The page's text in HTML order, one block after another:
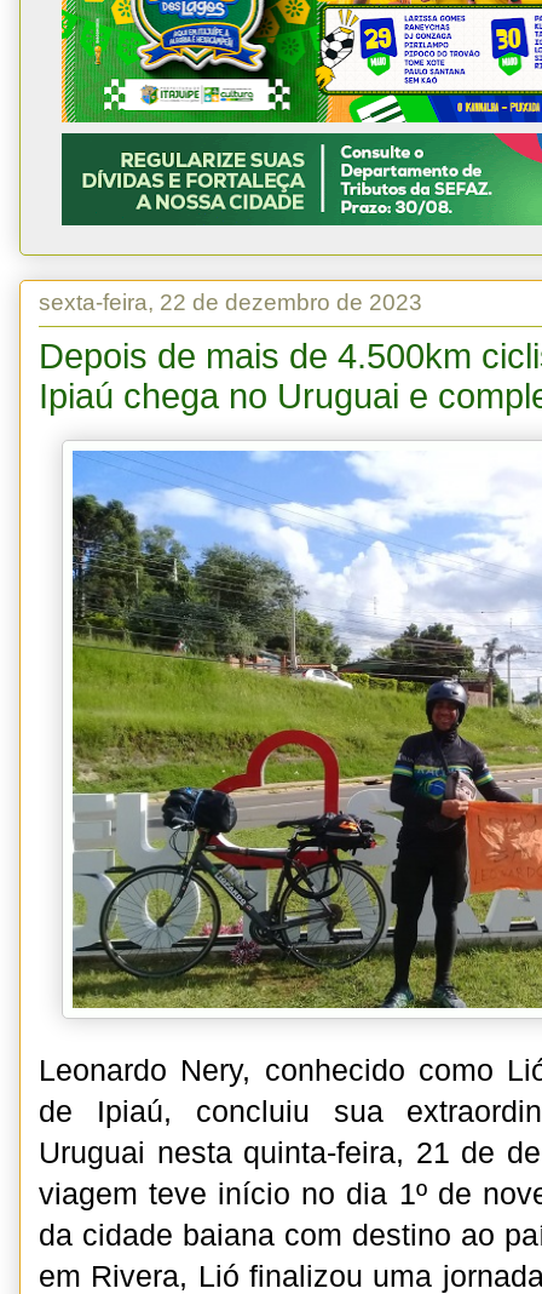
sexta-feira, 22 de dezembro de 2023
Depois de mais de 4.500km
Ipiaú chega no Uruguai e
Leonardo Nery, conhecido como
de Ipiaú, concluiu sua
Uruguai nesta quinta-feira, 21 de
viagem teve início no dia 1º de
da cidade baiana com destino ao
em Rivera, Lió finalizou uma